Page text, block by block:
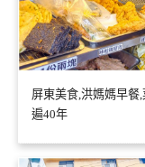
屏東美食,洪媽媽早餐
遍40年